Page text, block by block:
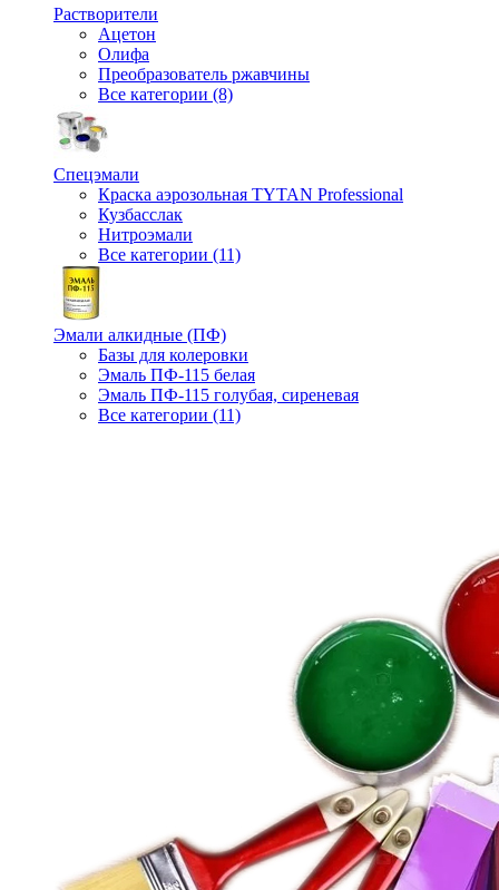
Растворители
Ацетон
Олифа
Преобразователь ржавчины
Все категории (8)
Спецэмали
Краска аэрозольная TYTAN Professional
Кузбасслак
Нитроэмали
Все категории (11)
Эмали алкидные (ПФ)
Базы для колеровки
Эмаль ПФ-115 белая
Эмаль ПФ-115 голубая, сиреневая
Все категории (11)